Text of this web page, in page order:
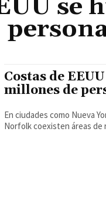
se
Costas de
millones de
En ciudades como Nueva
Norfolk coexisten áreas de